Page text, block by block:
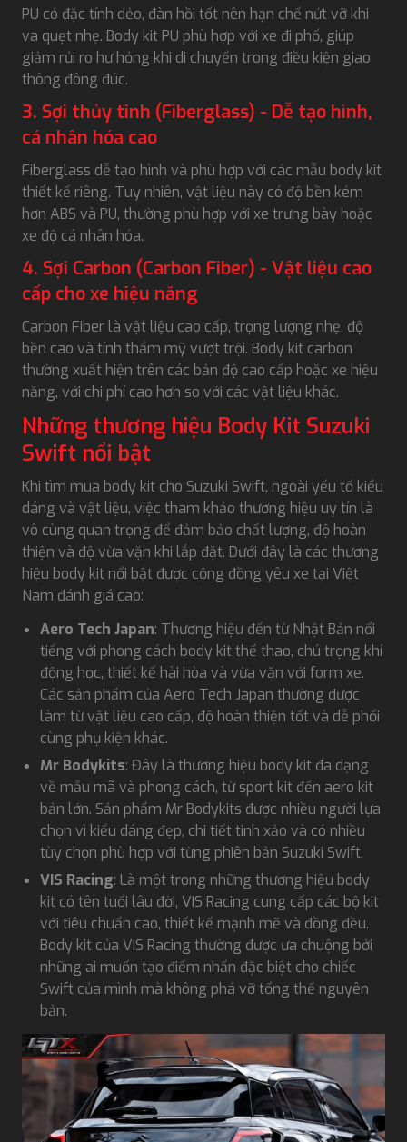
PU có đặc tính dẻo, đàn hồi tốt nên hạn chế nứt vỡ khi
va quẹt nhẹ. Body kit PU phù hợp với xe đi phố, giúp
giảm rủi ro hư hỏng khi di chuyển trong điều kiện giao
thông đông đúc.
3. Sợi thủy tinh (Fiberglass) - Dễ tạo hình,
cá nhân hóa cao
Fiberglass dễ tạo hình và phù hợp với các mẫu body kit
thiết kế riêng. Tuy nhiên, vật liệu này có độ bền kém
hơn ABS và PU, thường phù hợp với xe trưng bày hoặc
xe độ cá nhân hóa.
4. Sợi Carbon (Carbon Fiber) - Vật liệu cao
cấp cho xe hiệu năng
Carbon Fiber là vật liệu cao cấp, trọng lượng nhẹ, độ
bền cao và tính thẩm mỹ vượt trội. Body kit carbon
thường xuất hiện trên các bản độ cao cấp hoặc xe hiệu
năng, với chi phí cao hơn so với các vật liệu khác.
Những thương hiệu Body Kit Suzuki
Swift nổi bật
Khi tìm mua body kit cho Suzuki Swift, ngoài yếu tố kiểu
dáng và vật liệu, việc tham khảo thương hiệu uy tín là
vô cùng quan trọng để đảm bảo chất lượng, độ hoàn
thiện và độ vừa vặn khi lắp đặt. Dưới đây là các thương
hiệu body kit nổi bật được cộng đồng yêu xe tại Việt
Nam đánh giá cao:
Aero Tech Japan: Thương hiệu đến từ Nhật Bản nổi
tiếng với phong cách body kit thể thao, chú trọng khí
động học, thiết kế hài hòa và vừa vặn với form xe.
Các sản phẩm của Aero Tech Japan thường được
làm từ vật liệu cao cấp, độ hoàn thiện tốt và dễ phối
cùng phụ kiện khác.
Mr Bodykits: Đây là thương hiệu body kit đa dạng
về mẫu mã và phong cách, từ sport kit đến aero kit
bản lớn. Sản phẩm Mr Bodykits được nhiều người lựa
chọn vì kiểu dáng đẹp, chi tiết tinh xảo và có nhiều
tùy chọn phù hợp với từng phiên bản Suzuki Swift.
VIS Racing: Là một trong những thương hiệu body
kit có tên tuổi lâu đời, VIS Racing cung cấp các bộ kit
với tiêu chuẩn cao, thiết kế mạnh mẽ và đồng đều.
Body kit của VIS Racing thường được ưa chuộng bởi
những ai muốn tạo điểm nhấn đặc biệt cho chiếc
Swift của mình mà không phá vỡ tổng thể nguyên
bản.